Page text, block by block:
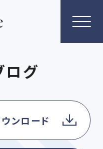
ログ
ンロード